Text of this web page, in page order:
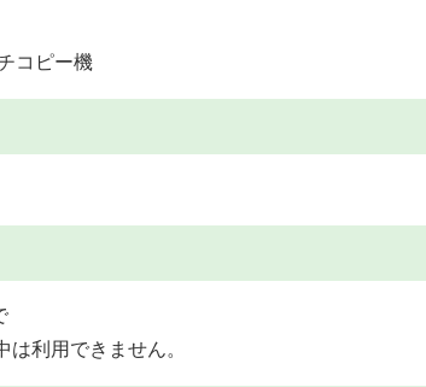
コピー機
利用できません。